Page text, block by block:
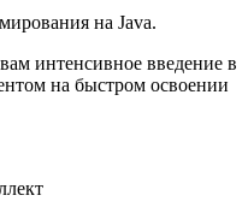
на Java.
интенсивное введение в
на быстром освоении